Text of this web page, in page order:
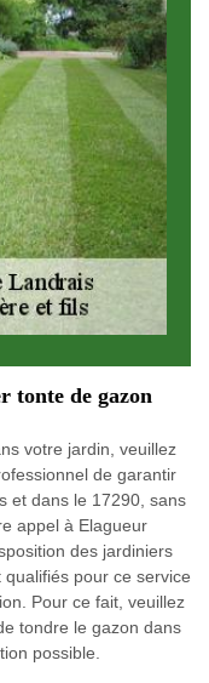
tonte de gazon
votre jardin, veuillez
de garantir
et dans le 17290, sans
appel à Elagueur
des jardiniers
pour ce service
Pour ce fait, veuillez
tondre le gazon dans
possible.